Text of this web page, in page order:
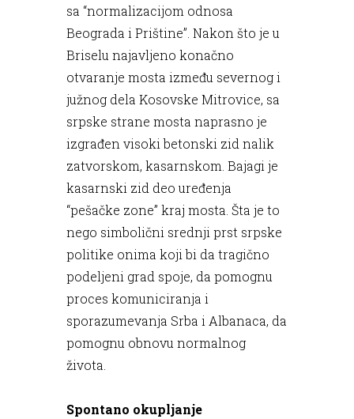
sa “normalizacijom odnosa
Beograda i Prištine”. Nakon što je u
Briselu najavljeno konačno
otvaranje mosta između severnog i
južnog dela Kosovske Mitrovice, sa
srpske strane mosta naprasno je
izgrađen visoki betonski zid nalik
zatvorskom, kasarnskom. Bajagi je
kasarnski zid deo uređenja
“pešačke zone” kraj mosta. Šta je to
nego simbolični srednji prst srpske
politike onima koji bi da tragično
podeljeni grad spoje, da pomognu
proces komuniciranja i
sporazumevanja Srba i Albanaca, da
pomognu obnovu normalnog
života.
Spontano okupljanje